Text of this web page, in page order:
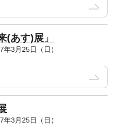
(あす)展」
3月25日（日）
3月25日（日）